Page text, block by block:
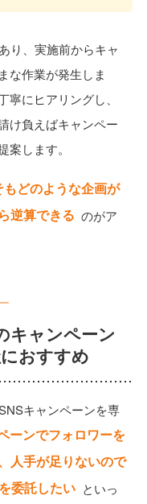
り、実施前からキャ
な作業が発生しま
にヒアリングし、
け負えばキャンペー
します。
どのような企画が
逆算できる のがア
キャンペーン
おすすめ
キャンペーンを専
ーンでフォロワーを
人手が足りないので
委託したい といっ